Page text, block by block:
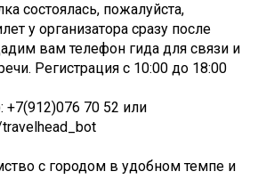
состоялась, пожалуйста,
у организатора сразу после
вам телефон гида для связи и
Регистрация с 10:00 до 18:00
+7(912)076 70 52 или
с городом в удобном темпе и